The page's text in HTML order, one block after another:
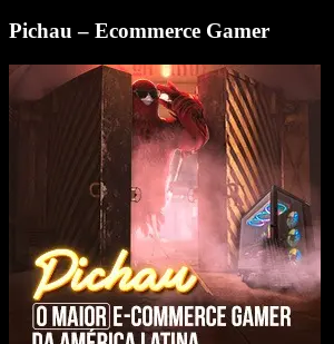
Pichau – Ecommerce Gamer